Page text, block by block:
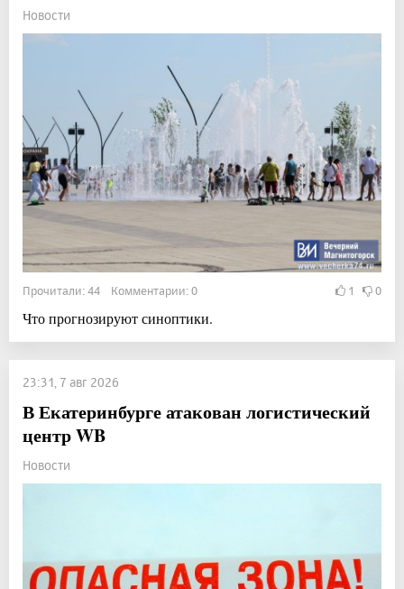
Новости
Прочитали: 44 Комментарии: 0 1 0
Что прогнозируют синоптики.
23:31, 7 авг 2026
В Екатеринбурге атакован логистический
центр WB
Новости